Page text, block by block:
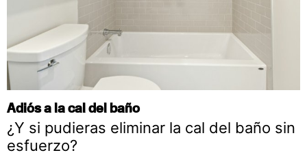
Adiós a la cal del baño
¿Y si pudieras eliminar la cal del baño sin
esfuerzo?